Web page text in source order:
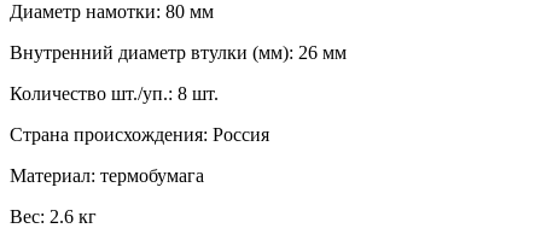
Диаметр намотки: 80 мм
Внутренний диаметр втулки (мм): 26 мм
Количество шт./уп.: 8 шт.
Страна происхождения: Россия
Материал: термобумага
Вес: 2.6 кг